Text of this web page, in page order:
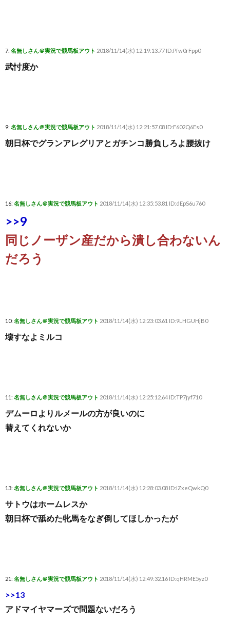
7: 名無しさん＠実況で競馬板アウト 2018/11/14(水) 12:19:13.77 ID:Pfw0rFpp0
武忖度か
9: 名無しさん＠実況で競馬板アウト 2018/11/14(水) 12:21:57.08 ID:F602Q6Es0
朝日杯でグランアレグリアとガチンコ勝負しろよ腰抜け
16: 名無しさん＠実況で競馬板アウト 2018/11/14(水) 12:35:53.81 ID:dEpS6u760
>>9
同じノーザン産だから潰し合わないん
だろう
10: 名無しさん＠実況で競馬板アウト 2018/11/14(水) 12:23:03.61 ID:9LHGUHjB0
壊すなよミルコ
11: 名無しさん＠実況で競馬板アウト 2018/11/14(水) 12:25:12.64 ID:TP7jyf710
デムーロよりルメールの方が良いのに
替えてくれないか
13: 名無しさん＠実況で競馬板アウト 2018/11/14(水) 12:28:03.08 ID:IZxeQwkQ0
サトウはホームレスか
朝日杯で舐めた牝馬をなぎ倒してほしかったが
21: 名無しさん＠実況で競馬板アウト 2018/11/14(水) 12:49:32.16 ID:qHRME5yz0
>>13
アドマイヤマーズで問題ないだろう